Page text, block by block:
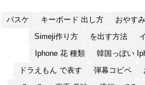
バスケ キーボード 出し方
Simeji作り方
を出す方法
Iphone 花 種類
韓
ドラえもん で表す
弾幕コピペ